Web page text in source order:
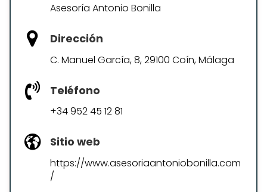
Asesoría Antonio Bonilla
Dirección
C. Manuel García, 8, 29100 Coín, Málaga
Teléfono
+34 952 45 12 81
Sitio web
https://www.asesoriaantoniobonilla.com
/